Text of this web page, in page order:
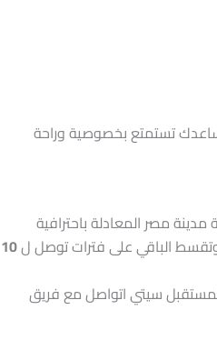
تستمتع بخصوصية وراحة
مصر المعادلة باحترافية
الباقي على فترات توصل ل10
سيتي اتواصل مع فريق